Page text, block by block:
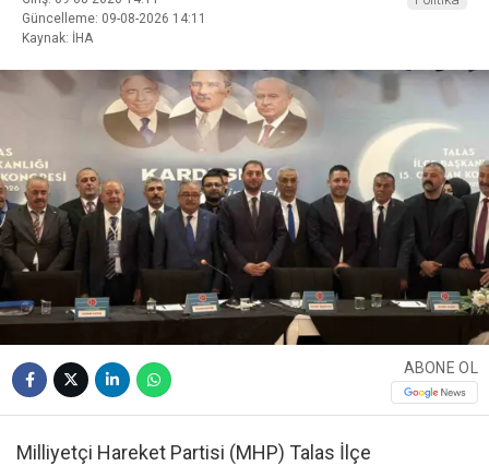
Güncelleme: 09-08-2026 14:11
Kaynak: İHA
ABONE OL
Milliyetçi Hareket Partisi (MHP) Talas İlçe